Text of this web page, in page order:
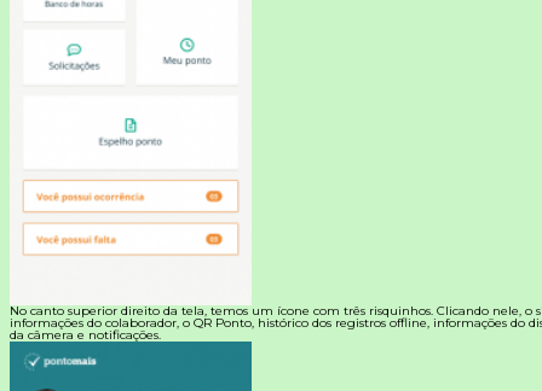
No canto superior direito da tela, temos um ícone com três risquinhos. Clicando nele, o
informações do colaborador, o QR Ponto, histórico dos registros offline, informações do
da câmera e notificações.